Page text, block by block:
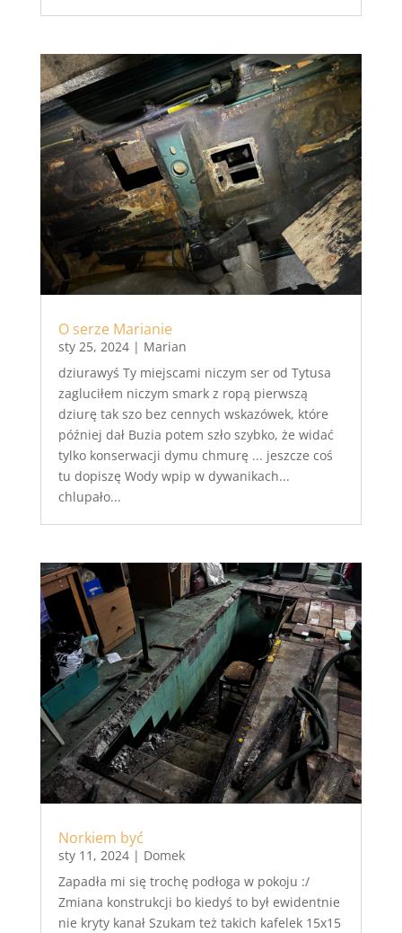
O serze Marianie
sty 25, 2024| Marian
dziurawyś Ty miejscami niczym ser od Tytusa
zagluciłem niczym smark z ropą pierwszą
dziurę tak szo bez cennych wskazówek, które
później dał Buzia potem szło szybko, że widać
tylko konserwacji dymu chmurę ... jeszcze coś
tu dopiszę Wody wpip w dywanikach...
chlupało...
Norkiem być
sty 11, 2024| Domek
Zapadła mi się trochę podłoga w pokoju :/
Zmiana konstrukcji bo kiedyś to był ewidentnie
nie kryty kanał Szukam też takich kafelek 15x15